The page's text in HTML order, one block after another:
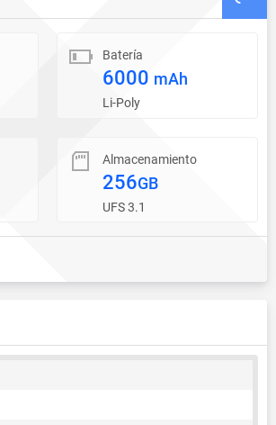
Batería
6000 mAh
Li-Poly
Almacenamiento
256GB
UFS 3.1